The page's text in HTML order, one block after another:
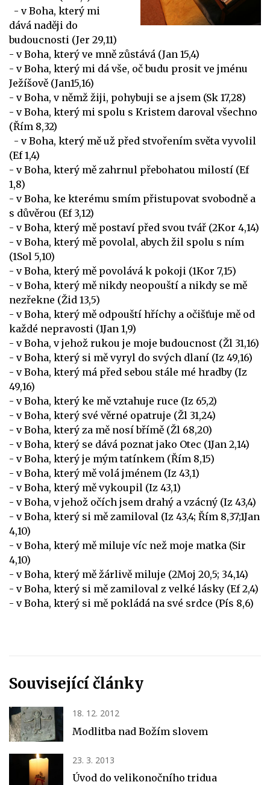
- v Boha, který mi
dává naději do
budoucnosti (Jer 29,11)
- v Boha, který ve mně zůstává (Jan 15,4)
- v Boha, který mi dá vše, oč budu prosit ve jménu
Ježíšově (Jan15,16)
- v Boha, v němž žiji, pohybuji se a jsem (Sk 17,28)
- v Boha, který mi spolu s Kristem daroval všechno
(Řím 8,32)
- v Boha, který mě už před stvořením světa vyvolil
(Ef 1,4)
- v Boha, který mě zahrnul přebohatou milostí (Ef
1,8)
- v Boha, ke kterému smím přistupovat svobodně a
s důvěrou (Ef 3,12)
- v Boha, který mě postaví před svou tvář (2Kor 4,14)
- v Boha, který mě povolal, abych žil spolu s ním
(1Sol 5,10)
- v Boha, který mě povolává k pokoji (1Kor 7,15)
- v Boha, který mě nikdy neopouští a nikdy se mě
nezřekne (Žid 13,5)
- v Boha, který mě odpouští hříchy a očišťuje mě od
každé nepravosti (1Jan 1,9)
- v Boha, v jehož rukou je moje budoucnost (Žl 31,16)
- v Boha, který si mě vyryl do svých dlaní (Iz 49,16)
- v Boha, který má před sebou stále mé hradby (Iz
49,16)
- v Boha, který ke mě vztahuje ruce (Iz 65,2)
- v Boha, který své věrné opatruje (Žl 31,24)
- v Boha, který za mě nosí břímě (Žl 68,20)
- v Boha, který se dává poznat jako Otec (1Jan 2,14)
- v Boha, který je mým tatínkem (Řím 8,15)
- v Boha, který mě volá jménem (Iz 43,1)
- v Boha, který mě vykoupil (Iz 43,1)
- v Boha, v jehož očích jsem drahý a vzácný (Iz 43,4)
- v Boha, který si mě zamiloval (Iz 43,4; Řím 8,37;1Jan
4,10)
- v Boha, který mě miluje víc než moje matka (Sir
4,10)
- v Boha, který mě žárlivě miluje (2Moj 20,5; 34,14)
- v Boha, který si mě zamiloval z velké lásky (Ef 2,4)
- v Boha, který si mě pokládá na své srdce (Pís 8,6)
Související články
18. 12. 2012
Modlitba nad Božím slovem
23. 3. 2013
Úvod do velikonočního tridua